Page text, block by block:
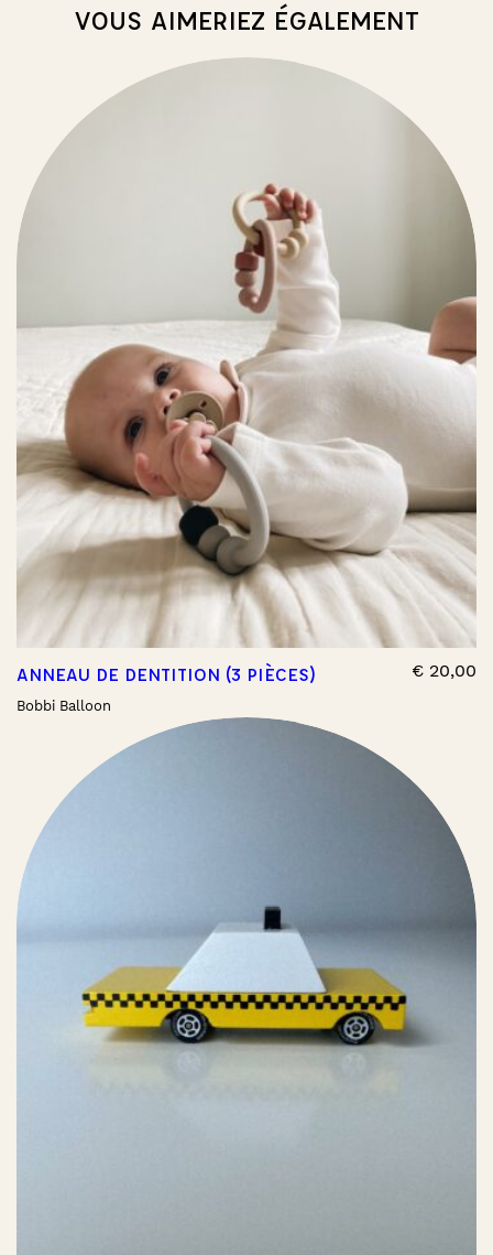
VOUS AIMERIEZ ÉGALEMENT
ANNEAU DE DENTITION (3 PIÈCES)
Bobbi Balloon
€ 20,00